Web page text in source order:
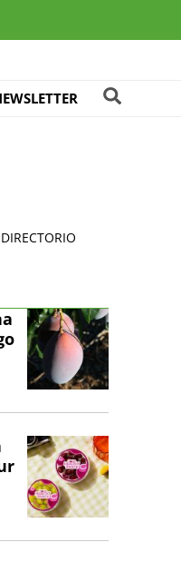
DIRECTORIO